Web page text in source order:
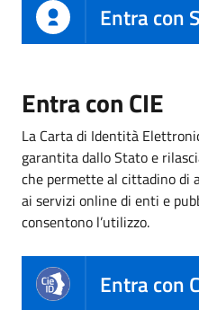
Entra con
Entra con CIE
La Carta di Identità
garantita dallo Stato e
che permette al cittadino di
ai servizi online di enti e
consentono l’utilizzo.
Entra con